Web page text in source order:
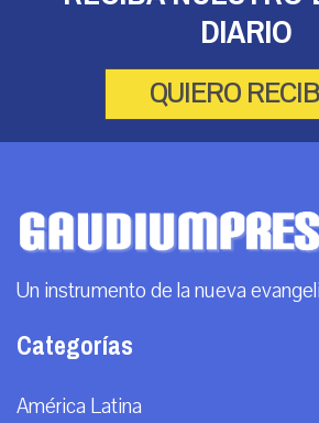
DIARIO
QUIERO
Un instrumento de la nueva
Categorías
América Latina